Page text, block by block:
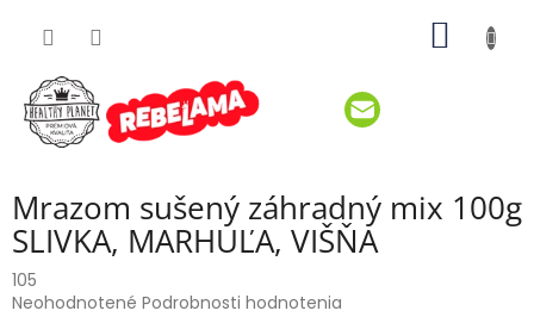
Mrazom sušený záhradný mix 100g
SLIVKA, MARHUĽA, VIŠŇA
105
Priemerné
Neohodnotené Podrobnosti hodnotenia